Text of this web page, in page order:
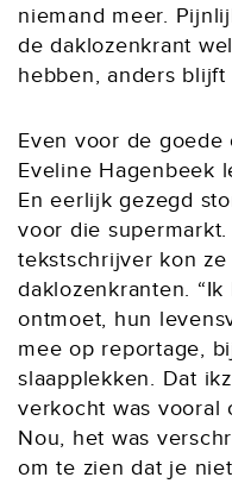
niemand meer.
de daklozenkrant
hebben, anders blijft
Even voor de
Eveline Hagenbeek
En eerlijk gezegd
voor die
tekstschrijver kon
daklozenkranten.
ontmoet, hun
mee op reportage,
slaapplekken. Dat
verkocht was vooral
Nou, het was
om te zien dat je